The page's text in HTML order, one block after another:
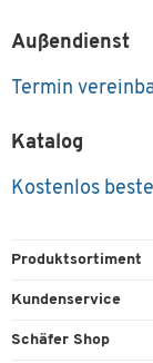
Außendienst
Termin
Katalog
Kostenlos
Produktsortiment
Büroausstattung
Kundenservice
Direktbestellung
Schäfer Shop